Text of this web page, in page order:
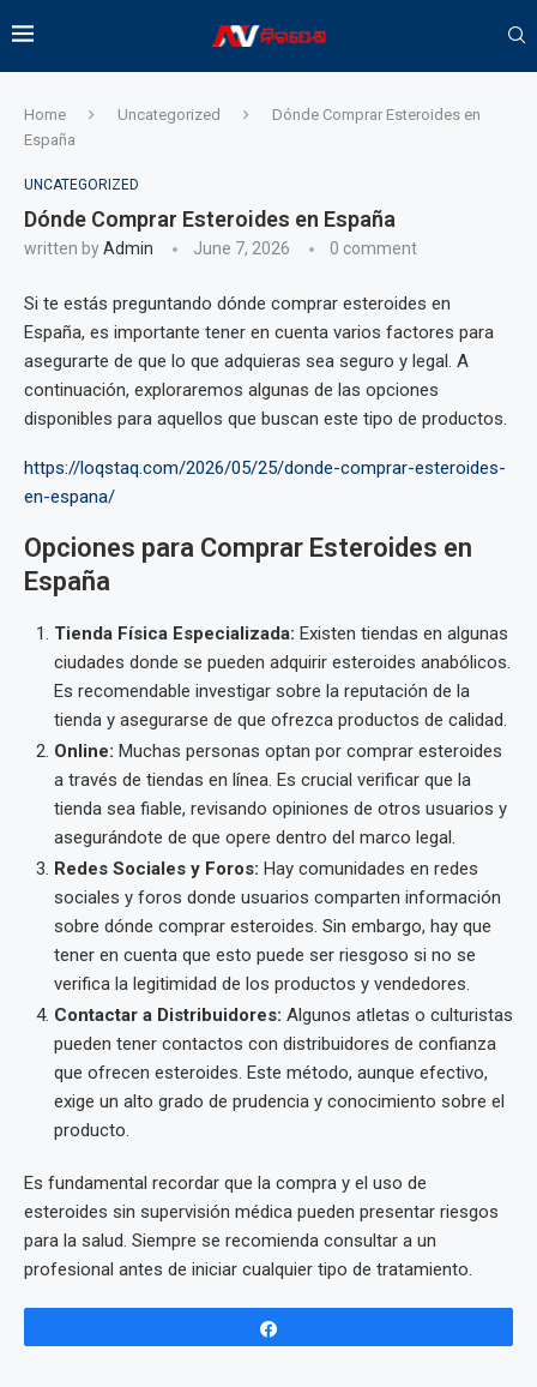
Home Uncategorized
Dónde Comprar Esteroides en
España
UNCATEGORIZED
Dónde Comprar Esteroides en España
written byAdmin June 7, 2026 0 comment
Si te estás preguntando dónde comprar esteroides en
España, es importante tener en cuenta varios factores para
asegurarte de que lo que adquieras sea seguro y legal. A
continuación, exploraremos algunas de las opciones
disponibles para aquellos que buscan este tipo de productos.
https://loqstaq.com/2026/05/25/donde-comprar-esteroides-
en-espana/
Opciones para Comprar Esteroides en
España
Tienda Física Especializada: Existen tiendas en algunas
ciudades donde se pueden adquirir esteroides anabólicos.
Es recomendable investigar sobre la reputación de la
tienda y asegurarse de que ofrezca productos de calidad.
Online: Muchas personas optan por comprar esteroides
a través de tiendas en línea. Es crucial verificar que la
tienda sea fiable, revisando opiniones de otros usuarios y
asegurándote de que opere dentro del marco legal.
Redes Sociales y Foros: Hay comunidades en redes
sociales y foros donde usuarios comparten información
sobre dónde comprar esteroides. Sin embargo, hay que
tener en cuenta que esto puede ser riesgoso si no se
verifica la legitimidad de los productos y vendedores.
Contactar a Distribuidores: Algunos atletas o culturistas
pueden tener contactos con distribuidores de confianza
que ofrecen esteroides. Este método, aunque efectivo,
exige un alto grado de prudencia y conocimiento sobre el
producto.
Es fundamental recordar que la compra y el uso de
esteroides sin supervisión médica pueden presentar riesgos
para la salud. Siempre se recomienda consultar a un
profesional antes de iniciar cualquier tipo de tratamiento.